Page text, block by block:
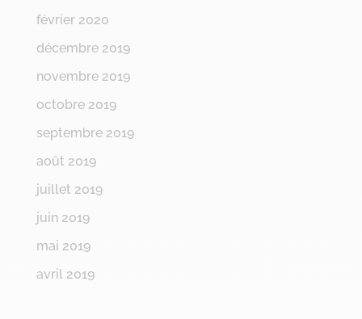
février 2020
décembre 2019
novembre 2019
octobre 2019
septembre 2019
août 2019
juillet 2019
juin 2019
mai 2019
avril 2019